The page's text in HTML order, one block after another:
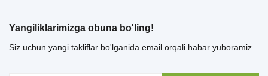
Yangiliklarimizga obuna bo'ling!
Siz uchun yangi takliflar bo'lganida email orqali habar yuboramiz